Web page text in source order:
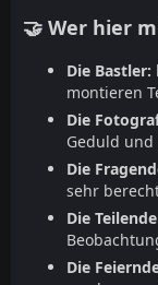
🤝 Wer hier
Die Bastler:
montieren
Die
Geduld
Die
sehr
Die
Die